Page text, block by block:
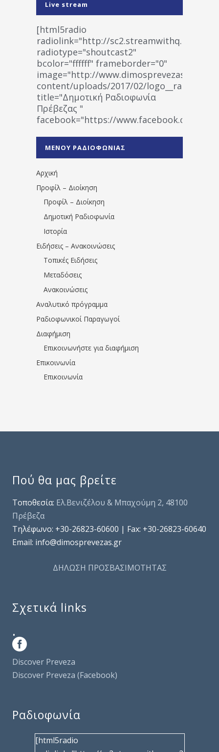
Live stream
[html5radio
radiolink="http://
radiotype="shoutcast2"
bcolor="ffffff" frameborder="0"
image="http://www.dimosprevezas.gr/wp-
content/uploads/2017/02/
title="Δημοτική Ραδιοφωνία
Πρέβεζας "
facebook="https://www.facebook.com/
1531194763766854/" artist="" ]
ΜΕΝΟΥ ΡΑΔΙΟΦΩΝΙΑΣ
Αρχική
Προφίλ – Διοίκηση
Προφίλ – Διοίκηση
Δημοτική Ραδιοφωνία
Ιστορία
Ειδήσεις – Ανακοινώσεις
Τοπικές Ειδήσεις
Μεταδόσεις
Ανακοινώσεις
Αναλυτικό πρόγραμμα
Ραδιοφωνικοί Παραγωγοί
Διαφήμιση
Επικοινωνήστε για διαφήμιση
Επικοινωνία
Επικοινωνία
Πού θα μας βρείτε
Τοποθεσία: Ελ.Βενιζέλου & Μπαχούμη 2, 48100
Πρέβεζα
Τηλέφωνo: +30-26823-60600 | Fax: +30-26823-60640
Email: info@dimosprevezas.gr
ΔΗΛΩΣΗ ΠΡΟΣΒΑΣΙΜΟΤΗΤΑΣ
Σχετικά links
.
Discover Preveza
Discover Preveza (Facebook)
Ραδιοφωνία
[html5radio